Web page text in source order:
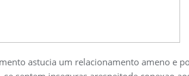
astucia um relacionamento ameno e